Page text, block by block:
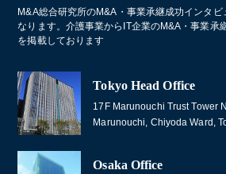
M&A総合研究所のM&A・事業承継成功インタ
なります。介護事業からIT企業のM&A・事業承
を掲載しております
Tokyo Head Office
17F Marunouchi Trust Tower
Marunouchi, Chiyoda Ward,
Osaka Office